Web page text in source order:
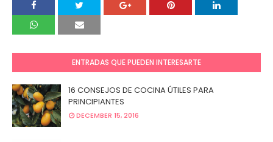
ENTRADAS QUE PUEDEN INTERESARTE
16 CONSEJOS DE COCINA ÚTILES PARA
PRINCIPIANTES
DECEMBER 15, 2016